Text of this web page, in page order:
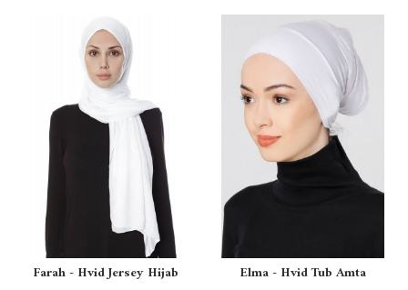
Farah - Hvid Jersey Hijab Elma - Hvid Tub Amta